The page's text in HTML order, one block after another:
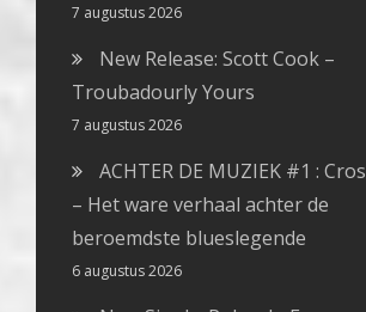
7 augustus 2026
New Release: Scott Cook –
Troubadourly Yours
7 augustus 2026
ACHTER DE MUZIEK #1 :
– Het ware verhaal achter de
beroemdste blueslegende
6 augustus 2026